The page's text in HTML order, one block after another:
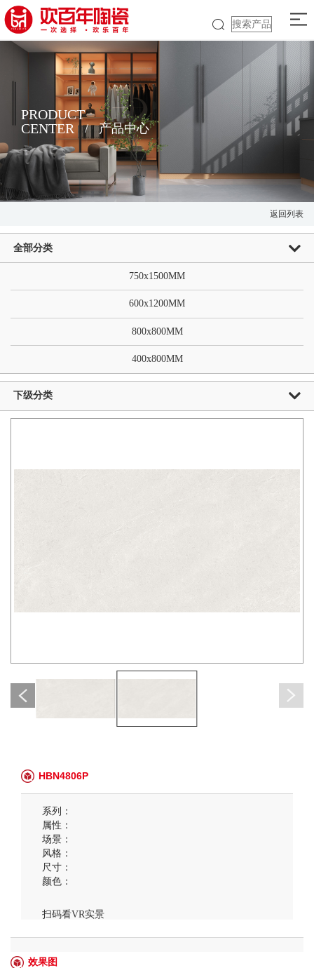
PRODUCT
CENTER
/ 产品中心
返回列表
全部分类
750x1500MM
600x1200MM
800x800MM
400x800MM
下级分类
HBN4806P
系列：
属性：
场景：
风格：
尺寸：
颜色：
扫码看VR实景
效果图